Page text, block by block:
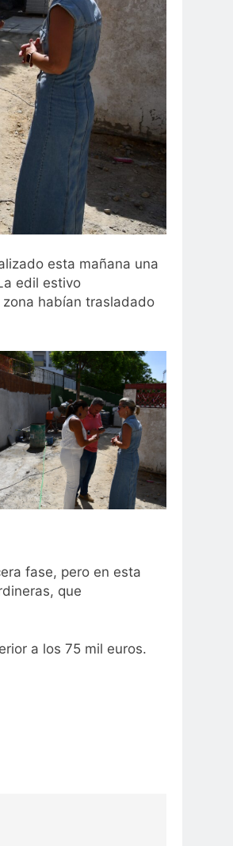
esta mañana una
edil estivo
habían trasladado
fase, pero en esta
que
a los 75 mil euros.